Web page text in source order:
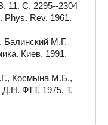
11. С. 2295--2304
Phys. Rev. 1961.
Балинский М.Г.
Киев, 1991.
Космына М.Б.,
ФТТ. 1975. Т.